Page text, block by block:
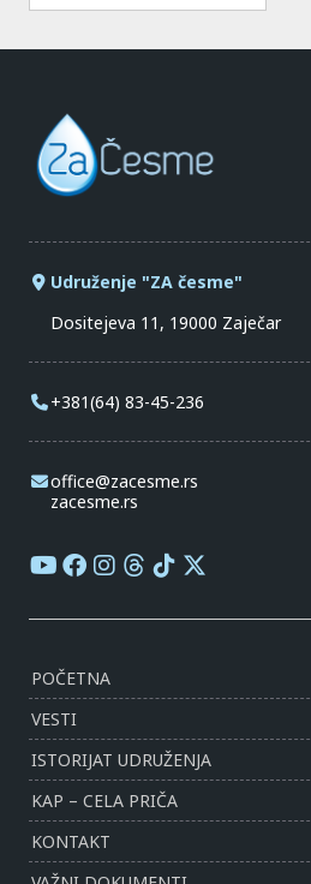
Udruženje "ZA česme"
Dositejeva 11, 19000 Zaječar
+381(64) 83-45-236
office@zacesme.rs
zacesme.rs
POČETNA
VESTI
ISTORIJAT UDRUŽENJA
KAP – CELA PRIČA
KONTAKT